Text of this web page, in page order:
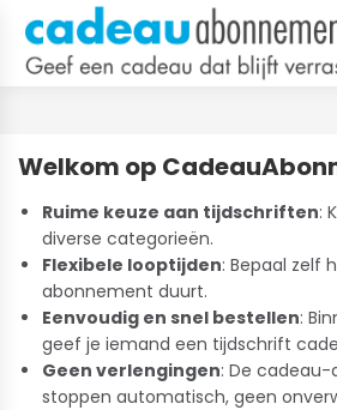
Welkom op
Ruime keuze aan tijdschriften:
diverse categorieën.
Flexibele looptijden: Bepaal zelf
abonnement duurt.
Eenvoudig en snel bestellen:
geef je iemand een tijdschrift
Geen verlengingen: De
stoppen automatisch, geen